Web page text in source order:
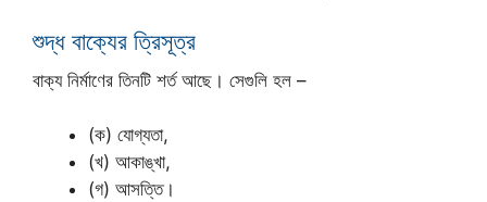
শুদ্ধ বাক্যের ত্রিসূত্র
বাক্য নির্মাণের তিনটি শর্ত আছে। সেগুলি হল –
(ক) যোগ্যতা,
(খ) আকাঙ্খা,
(গ) আসত্তি।